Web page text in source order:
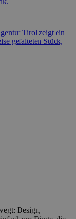
Design,